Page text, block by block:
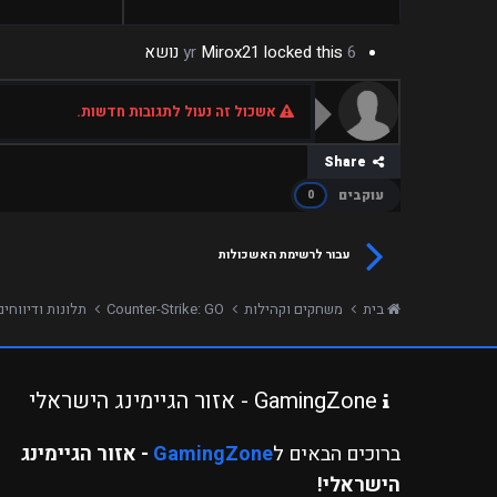
6 yr
Mirox21 locked this נושא
אשכול זה נעול לתגובות חדשות.
עוקבים
0
עבור לרשימת האשכולות
בית משחקים וקהילות Counter-Strike: GO תלונות
ברוכים הבאים לGamingZone - אזור הגיימינג
הישראלי!